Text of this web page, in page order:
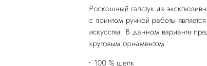
Роскошный галстук из
с принтом ручной работы
искусства. В данном варианте
круговым орнаментом.
100 % шелк